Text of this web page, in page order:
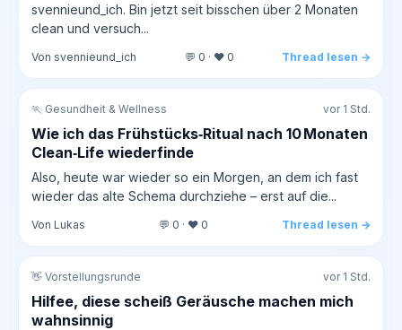
svennieund_ich. Bin jetzt seit bisschen über 2 Monaten
clean und versuch...
Von svennieund_ich 💬 0 · ❤️ 0 Thread lesen →
🏃 Gesundheit & Wellness vor 1 Std.
Wie ich das Frühstücks‑Ritual nach 10 Monaten
Clean‑Life wiederfinde
Also, heute war wieder so ein Morgen, an dem ich fast
wieder das alte Schema durchziehe – erst auf die...
Von Lukas 💬 0 · ❤️ 0 Thread lesen →
👋 Vorstellungsrunde vor 1 Std.
Hilfee, diese scheiß Geräusche machen mich
wahnsinnig